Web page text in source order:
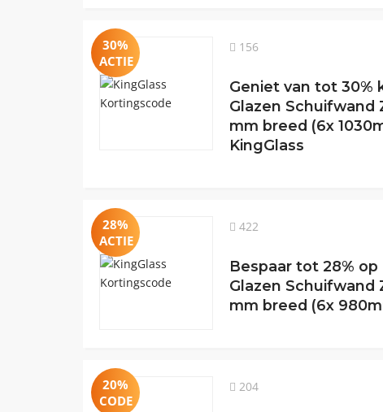
30%
ACTIE
156
Geniet van tot 30%
Glazen
mm breed (6x
KingGlass
28%
ACTIE
422
Bespaar tot 28% op
Glazen Schuifwand
mm breed (6x
20%
CODE
204